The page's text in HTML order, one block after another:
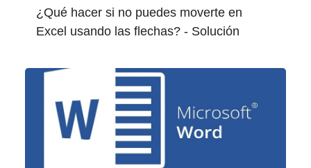
¿Qué hacer si no puedes moverte en
Excel usando las flechas? - Solución